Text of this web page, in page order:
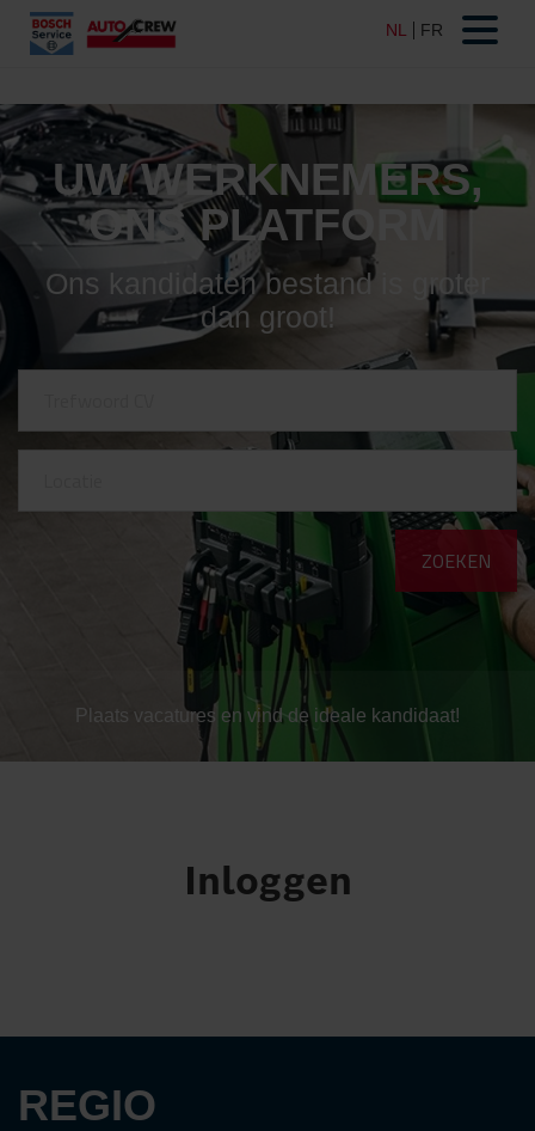
UW WERKNEMERS,
ONS PLATFORM
Ons kandidaten bestand is groter
dan groot!
Plaats vacatures en vind de ideale kandidaat!
Inloggen
REGIO